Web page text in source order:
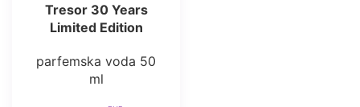
Tresor 30 Years
Limited Edition
parfemska voda 50
ml